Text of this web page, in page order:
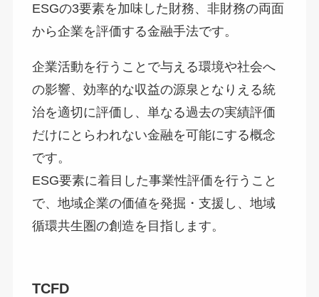
ESGの3要素を加味した財務、非財務の両面
から企業を評価する金融手法です。
企業活動を行うことで与える環境や社会へ
の影響、効率的な収益の源泉となりえる統
治を適切に評価し、単なる過去の実績評価
だけにとらわれない金融を可能にする概念
です。
ESG要素に着目した事業性評価を行うこと
で、地域企業の価値を発掘・支援し、地域
循環共生圏の創造を目指します。
TCFD